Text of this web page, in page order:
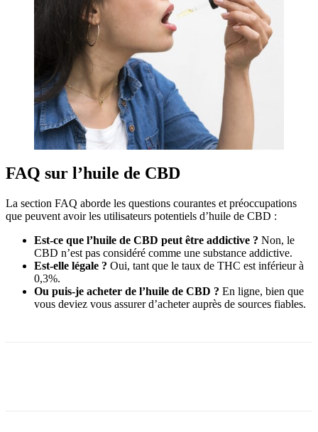
FAQ sur l’huile de CBD
La section FAQ aborde les questions courantes et préoccupations
que peuvent avoir les utilisateurs potentiels d’huile de CBD :
Est-ce que l’huile de CBD peut être addictive ? Non, le
CBD n’est pas considéré comme une substance addictive.
Est-elle légale ? Oui, tant que le taux de THC est inférieur à
0,3%.
Ou puis-je acheter de l’huile de CBD ? En ligne, bien que
vous deviez vous assurer d’acheter auprès de sources fiables.